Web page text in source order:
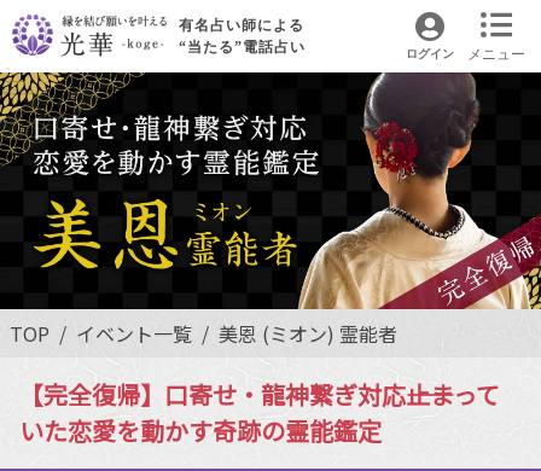
メニュー
有名占い師による
“当たる”電話占い
ログイン
TOP イベント一覧 美恩 (ミオン) 霊能者
【完全復帰】口寄せ・龍神繋ぎ対応――止まって
いた恋愛を動かす奇跡の霊能鑑定